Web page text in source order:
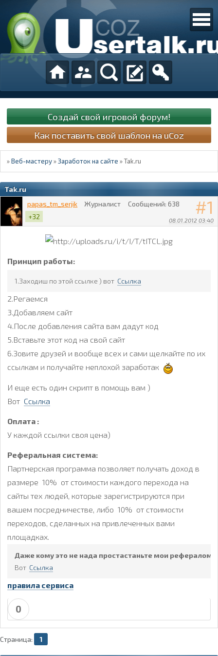
Создай свой игровой форум!
Как поставить свой шаблон на uCoz
»Веб-мастеру »Заработок на сайте »Tak.ru
Tak.ru
1
08.01.2012 03:40
papas_tm_serjik Журналист Сообщений: 638
+32
Принцип работы:
1.Заходиш по этой ссылке ) вот Ccылка
2.Регаемся
3.Добавляем сайт
4.После добавления сайта вам дадут код
5.Вставьте этот код на свой сайт
6.Зовите друзей и вообще всех и сами щелкайте по их
ссылкам и получайте неплохой заработак
И еще есть один скрипт в помощь вам )
Вот Ccылка
Оплата :
У каждой ссылки своя цена)
Реферальная система:
Партнерская программа позволяет получать доход в
размере 10% от стоимости каждого перехода на
сайты тех людей, которые зарегистрируются при
вашем посредничестве, либо 10% от стоимости
переходов, сделанных на привлеченных вами
площадках.
Даже кому это не нада простастаньте мои рефералом :
Вот Ccылка
правила сервиса
0
Страница: 1